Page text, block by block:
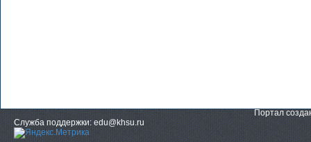
Служба поддержки: edu@khsu.ru
Портал